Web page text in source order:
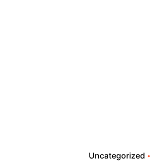
Uncategorized